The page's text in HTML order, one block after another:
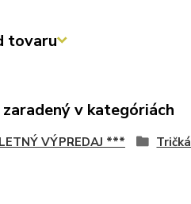
tovaru
v kategóriách
VÝPREDAJ *** Tričká